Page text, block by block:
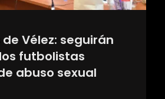
Vélez: seguirán
futbolistas
abuso sexual